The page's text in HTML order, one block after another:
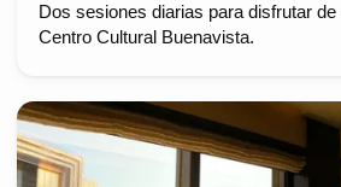
Dos sesiones diarias para disfrutar de
Centro Cultural Buenavista.